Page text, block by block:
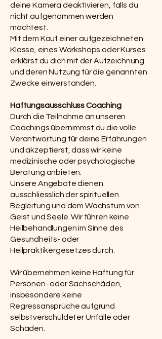
deine Kamera deaktivieren, falls du
nicht aufgenommen werden
möchtest.
Mit dem Kauf einer aufgezeichneten
Klasse, eines Workshops oder Kurses
erklärst du dich mit der Aufzeichnung
und deren Nutzung für die genannten
Zwecke einverstanden.
Haftungsausschluss Coaching
Durch die Teilnahme an unseren
Coachings übernimmst du die volle
Verantwortung für deine Erfahrungen
und akzeptierst, dass wir keine
medizinische oder psychologische
Beratung anbieten.
Unsere Angebote dienen
ausschliesslich der spirituellen
Begleitung und dem Wachstum von
Geist und Seele. Wir führen keine
Heilbehandlungen im Sinne des
Gesundheits- oder
Heilpraktikergesetzes durch.
Wir übernehmen keine Haftung für
Personen- oder Sachschäden,
insbesondere keine
Regressansprüche aufgrund
selbstverschuldeter Unfälle oder
Schäden.